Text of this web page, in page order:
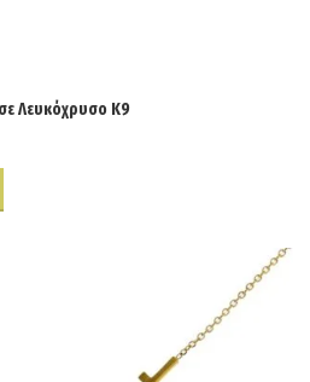
Λευκόχρυσο Κ9